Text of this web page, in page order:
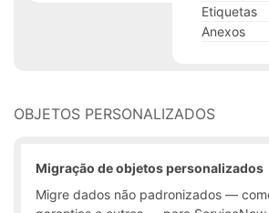
Etiquetas
Anexos
OBJETOS PERSONALIZADOS
Migração de objetos personalizados
Migre dados não padronizados —